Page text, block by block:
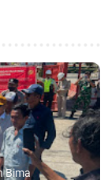
Bima